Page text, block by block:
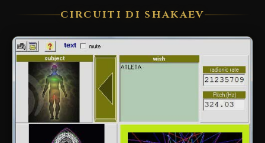
CIRCUITI DI SHAKAEV